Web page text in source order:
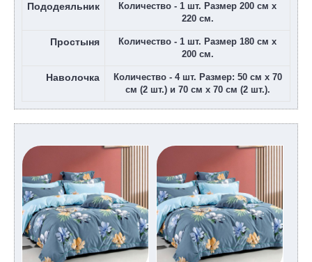
Пододеяльник
Количество - 1 шт. Размер 200 см х
220 см.
Простыня
Количество - 1 шт. Размер 180 см х
200 см.
Наволочка
Количество - 4 шт. Размер: 50 см х 70
см (2 шт.) и 70 см х 70 см (2 шт.).